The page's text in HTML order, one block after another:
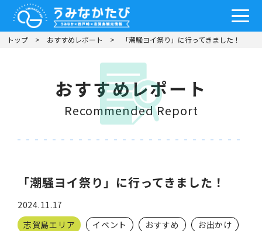
トップ おすすめレポート 「潮騒ヨイ祭り」に行ってきました！
おすすめレポート
Recommended Report
「潮騒ヨイ祭り」に行ってきました！
2024.11.17
志賀島エリア
イベント おすすめ
お出かけ